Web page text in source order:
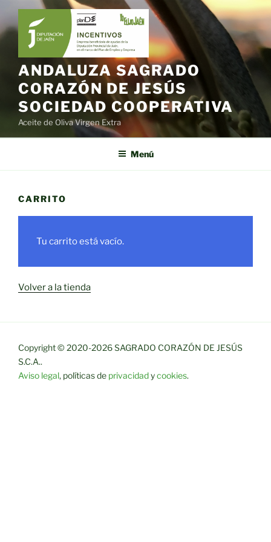
Saltar
al
contenido
ANDALUZA SAGRADO
CORAZÓN DE JESÚS
SOCIEDAD COOPERATIVA
Aceite de Oliva Virgen Extra
Menú
CARRITO
Tu carrito está vacío.
Volver a la tienda
Copyright © 2020-2026 SAGRADO CORAZÓN DE JESÚS
S.C.A..
Aviso legal, políticas de privacidadycookies.